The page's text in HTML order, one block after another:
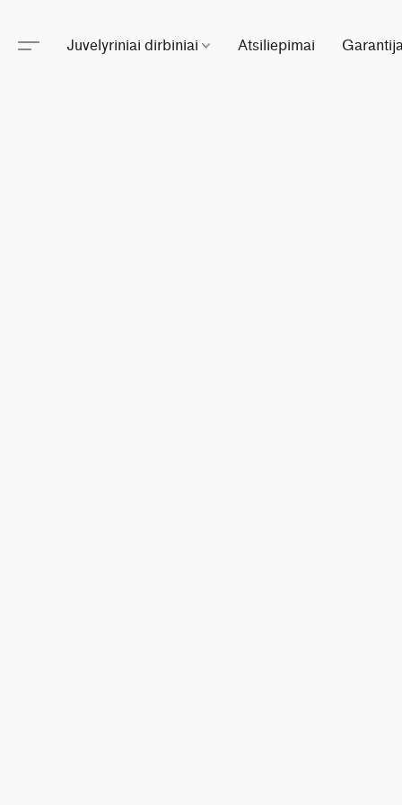
Juvelyriniai dirbiniai Atsiliepimai